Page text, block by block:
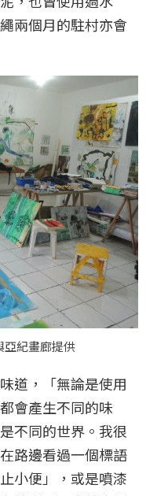
兩個月的駐村亦會
亞紀畫廊提供
道，「無論是使用
會產生不同的味
不同的世界。我很
路邊看過一個標語
小便」，或是噴漆